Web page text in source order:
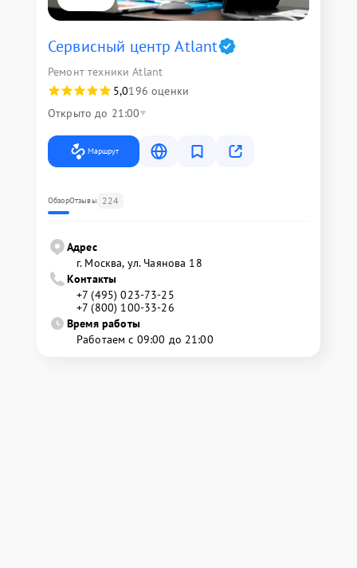
Сервисный центр Atlant
Ремонт техники Atlant
5,0196 оценки
Открыто до 21:00
Маршрут
ОбзорОтзывы 224
Адрес
г. Москва, ул. Чаянова 18
Контакты
+7 (495) 023-73-25
+7 (800) 100-33-26
Время работы
Работаем с 09:00 до 21:00